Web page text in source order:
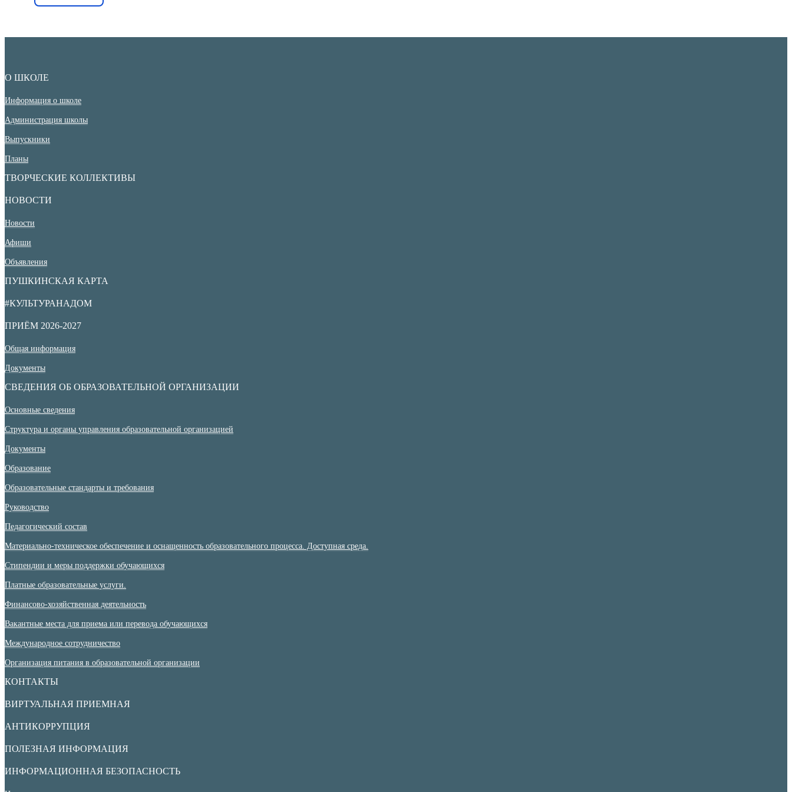
О ШКОЛЕ
Информация о школе
Администрация школы
Выпускники
Планы
ТВОРЧЕСКИЕ КОЛЛЕКТИВЫ
НОВОСТИ
Новости
Афиши
Объявления
ПУШКИНСКАЯ КАРТА
#КУЛЬТУРАНАДОМ
ПРИЁМ 2026-2027
Общая информация
Документы
СВЕДЕНИЯ ОБ ОБРАЗОВАТЕЛЬНОЙ ОРГАНИЗАЦИИ
Основные сведения
Структура и органы управления образовательной организацией
Документы
Образование
Образовательные стандарты и требования
Руководство
Педагогический состав
Материально-техническое обеспечение и оснащенность образовательного процесса. Доступная среда.
Стипендии и меры поддержки обучающихся
Платные образовательные услуги.
Финансово-хозяйственная деятельность
Вакантные места для приема или перевода обучающихся
Международное сотрудничество
Организация питания в образовательной организации
КОНТАКТЫ
ВИРТУАЛЬНАЯ ПРИЕМНАЯ
АНТИКОРРУПЦИЯ
ПОЛЕЗНАЯ ИНФОРМАЦИЯ
ИНФОРМАЦИОННАЯ БЕЗОПАСНОСТЬ